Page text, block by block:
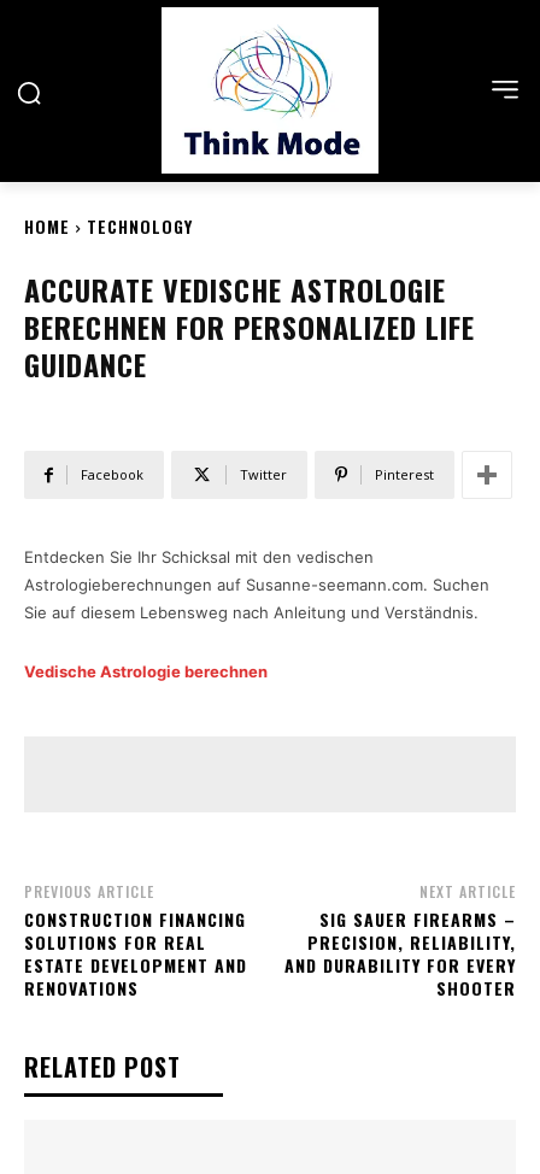
HOME TECHNOLOGY
ACCURATE VEDISCHE ASTROLOGIE
BERECHNEN FOR PERSONALIZED LIFE
GUIDANCE
Facebook Twitter Pinterest
Entdecken Sie Ihr Schicksal mit den vedischen
Astrologieberechnungen auf Susanne-seemann.com. Suchen
Sie auf diesem Lebensweg nach Anleitung und Verständnis.
Vedische Astrologie berechnen
PREVIOUS ARTICLE
CONSTRUCTION FINANCING
SOLUTIONS FOR REAL
ESTATE DEVELOPMENT AND
RENOVATIONS
NEXT ARTICLE
SIG SAUER FIREARMS –
PRECISION, RELIABILITY,
AND DURABILITY FOR EVERY
SHOOTER
RELATED POST